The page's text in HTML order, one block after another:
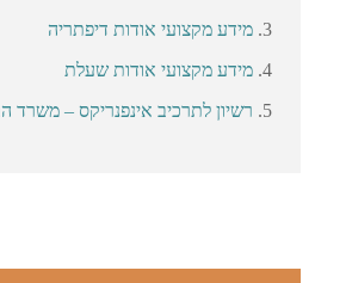
מידע מקצועי אודות דיפתריה
מידע מקצועי אודות שעלת
רשיון לתרכיב אינפנריקס – משרד